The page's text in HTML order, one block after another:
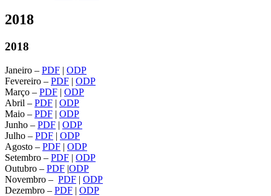
2018
2018
Janeiro – PDF | ODP
Fevereiro – PDF | ODP
Março – PDF | ODP
Abril – PDF | ODP
Maio – PDF | ODP
Junho – PDF | ODP
Julho – PDF | ODP
Agosto – PDF | ODP
Setembro – PDF | ODP
Outubro – PDF |ODP
Novembro – PDF | ODP
Dezembro – PDF | ODP